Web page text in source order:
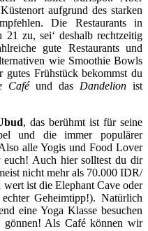
aufgrund des starken
Die Restaurants in
21 zu, sei‘ deshalb rechtzeitig
gute Restaurants und
wie Smoothie Bowls
gutes Frühstück bekommst du
Caféund das Dandelion ist
, das berühmt ist für seine
und die immer populärer
alle Yogis und Food Lover
Auch hier solltest du dir
nicht mehr als 70.000 IDR/
ist die Elephant Cave oder
Geheimtipp!). Natürlich
eine Yoga Klasse besuchen
gönnen! Als Café können wir